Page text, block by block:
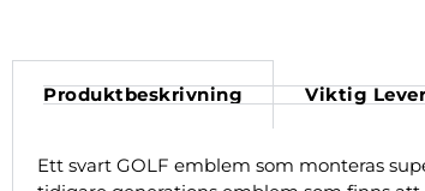
Produktbeskrivning Viktig
Ett svart GOLF emblem som monteras